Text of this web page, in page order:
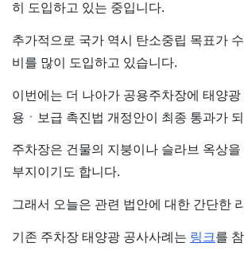
히 도입하고 있는 중입니다.
추가적으로 국가 역시 탄소중립 목표가
비를 많이 도입하고 있습니다.
이번에는 더 나아가 공용주차장에 태양
용ㆍ보급 촉진법 개정안이 최종 통과가
주차장은 건물의 지붕이나 슬라브 옥상
부지이기도 합니다.
그래서 오늘은 관련 법안에 대한 간단한
기존 주차장 태양광 공사사례는 링크를